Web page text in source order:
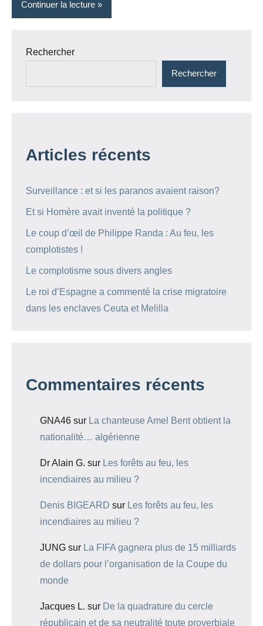
Continuer la lecture
Rechercher
Rechercher
Articles récents
Surveillance : et si les paranos avaient raison?
Et si Homère avait inventé la politique ?
Le coup d’œil de Philippe Randa : Au feu, les
complotistes !
Le complotisme sous divers angles
Le roi d’Espagne a commenté la crise migratoire
dans les enclaves Ceuta et Melilla
Commentaires récents
GNA46 sur La chanteuse Amel Bent obtient la
nationalité… algérienne
Dr Alain G. sur Les forêts au feu, les
incendiaires au milieu ?
Denis BIGEARD sur Les forêts au feu, les
incendiaires au milieu ?
JUNG sur La FIFA gagnera plus de 15 milliards
de dollars pour l’organisation de la Coupe du
monde
Jacques L. sur De la quadrature du cercle
républicain et de sa neutralité toute proverbiale